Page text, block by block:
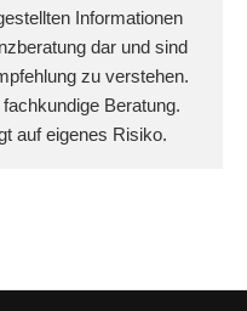
Informationen
dar und sind
zu verstehen.
Beratung.
auf eigenes Risiko.